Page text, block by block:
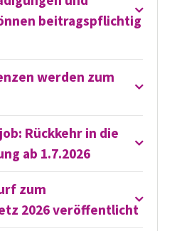
beitragspflichtig
werden zum
Rückkehr in die
ab 1.7.2026
zum
2026 veröffentlicht